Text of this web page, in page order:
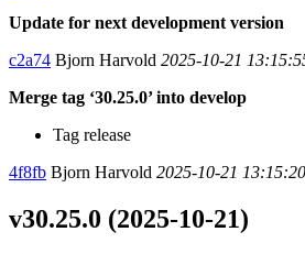
Update for next development version
c2a74 Bjorn Harvold 2025-10-21
Merge tag ‘30.25.0’ into develop
Tag release
4f8fb Bjorn Harvold 2025-10-21 13:15:20
v30.25.0 (2025-10-21)